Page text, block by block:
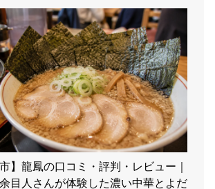
】龍鳳の口コミ・評判・レビュー｜
目人さんが体験した濃い中華とよだ